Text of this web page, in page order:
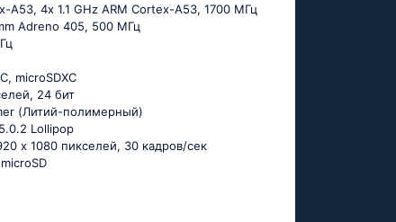
А53, 4х 1.1 GНz АRМ Соrtех-А53, 1700 МГц
Adreno 405, 500 МГц
microSDXC
24 бит
(Литий-полимерный)
Lоlliрор
x 1080 пикселей, 30 кадров/сек